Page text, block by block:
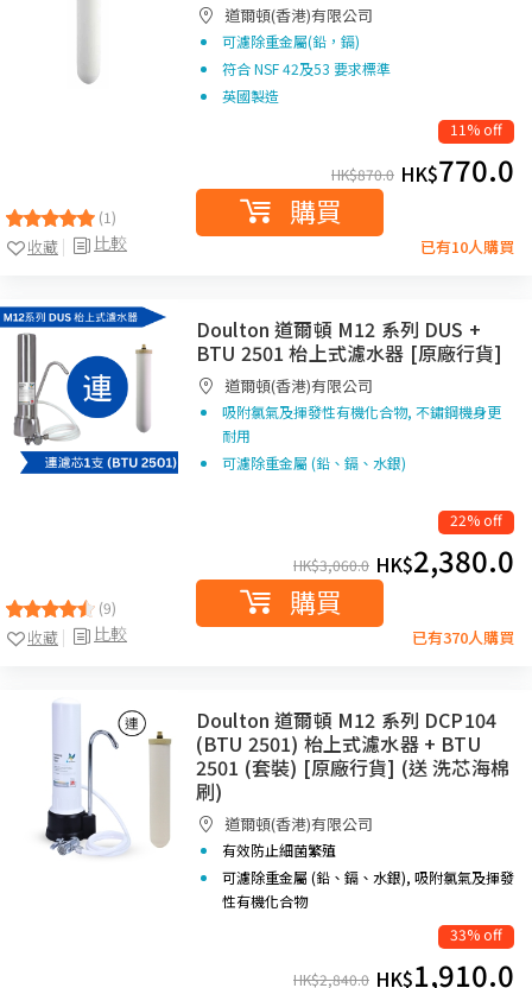
(1)
比較
收藏
道爾頓(香港)有限公司
可濾除重金屬(鉛，鎘)
符合 NSF 42及53 要求標準
英國製造
11% off
HK$870.0 HK$770.0
購買
已有10人購買
(9)
比較
收藏
Doulton 道爾頓 M12 系列 DUS +
BTU 2501 枱上式濾水器 [原廠行貨]
道爾頓(香港)有限公司
吸附氯氣及揮發性有機化合物, 不鏽鋼機身更
耐用
可濾除重金屬 (鉛、鎘、水銀)
22% off
HK$3,060.0 HK$2,380.0
購買
已有370人購買
Doulton 道爾頓 M12 系列 DCP104
(BTU 2501) 枱上式濾水器 + BTU
2501 (套裝) [原廠行貨] (送 洗芯海棉
刷)
道爾頓(香港)有限公司
有效防止細菌繁殖
可濾除重金屬 (鉛、鎘、水銀), 吸附氯氣及揮發
性有機化合物
33% off
HK$2,840.0 HK$1,910.0